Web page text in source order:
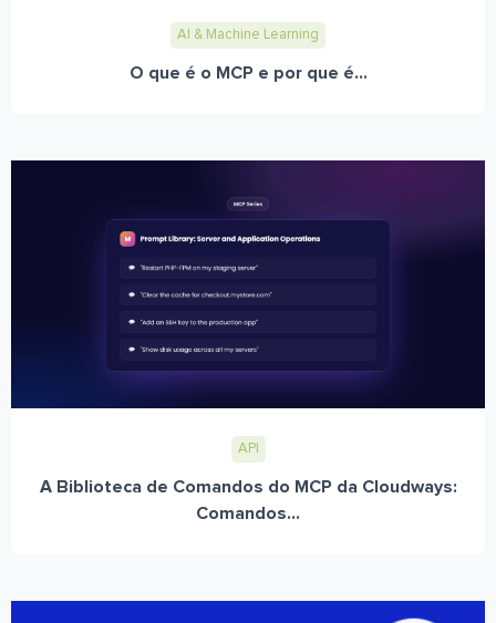
AI & Machine Learning
O que é o MCP e por que é...
API
A Biblioteca de Comandos do MCP da Cloudways:
Comandos...